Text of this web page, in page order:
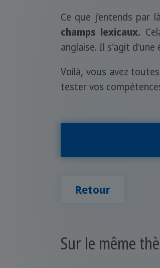
Ce que j’entends par
champs lexicaux.
anglaise. Il s'agit
Voilà, vous avez
tester vos
Retour
Sur le même